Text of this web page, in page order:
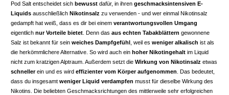
Pod Salt entscheidet sich bewusst dafür, in ihren geschmacksintensiven E-
Liquids ausschließlich Nikotinsalz zu verwenden - und wer einmal Nikotinsalz
gedampft hat weiß, dass es dir bei einem verantwortungsvollen Umgang
eigentlich nur Vorteile bietet . Denn das aus echten Tabakblättern gewonnene
Salz ist bekannt für sein weiches Dampfgefühl , weil es weniger alkalisch ist als
die herkömmlichere Alternative. So wird auch ein hoher Nikotingehalt im Liquid
nicht zum kratzigen Alptraum. Außerdem setzt die Wirkung von Nikotinsalz etwas
schnellerein und es wird effizienter vom Körper aufgenommen . Das bedeutet,
dass du insgesamt weniger Liquid verdampfen musst für dieselbe Wirkung des
Nikotins. Die beliebten Geschmacksrichtungen des mittlerweile sehr erfolgreichen